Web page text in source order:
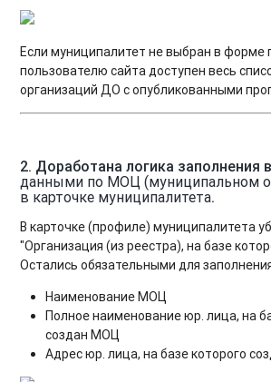
Если муниципалитет не выбран в форме
пользователю сайта доступен весь
организаций ДО с опубликованными
2. Доработана логика заполнения
данными по МОЦ (муниципальном
в карточке муниципалитета.
В карточке (профиле) муниципалитета
"Организация (из реестра), на базе
Остались обязательными для
Наименование МОЦ
Полное наименование юр. лица, на
создан МОЦ
Адрес юр. лица, на базе которого